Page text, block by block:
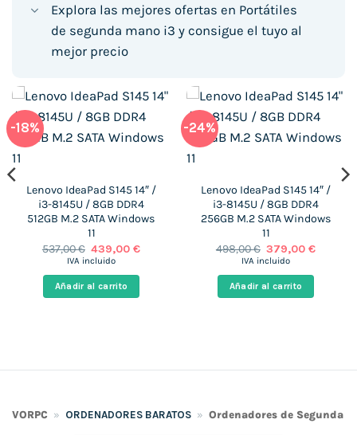
Explora las mejores ofertas en Portátiles
de segunda mano i3 y consigue el tuyo al
mejor precio
-18%
Lenovo IdeaPad S145 14″ /
i3-8145U / 8GB DDR4
512GB M.2 SATA Windows
11
537,00€ El
precio
era:
537,00 €.
439,00€El
IVA incluido
Añadir al carrito
-24%
Lenovo IdeaPad S145 14″ /
i3-8145U / 8GB DDR4
256GB M.2 SATA Windows
11
498,00€ El
precio
era:
498,00 €.
379,00€El
IVA incluido
Añadir al carrito
VORPC » ORDENADORES BARATOS » Ordenadores de Segunda